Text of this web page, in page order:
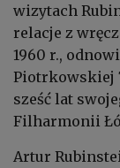
wizytach
relacje z
1960 r.,
Piotrkowskiej
sześć lat
Filharmonii
Artur